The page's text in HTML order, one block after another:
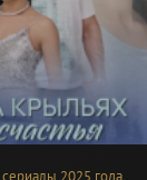
2025 года
1 2 3 4 5